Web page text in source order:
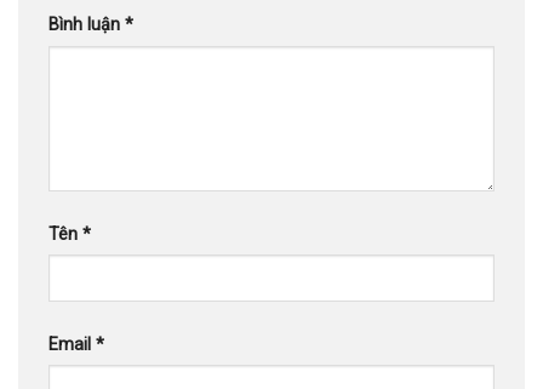
Bình luận *
Tên *
Email *